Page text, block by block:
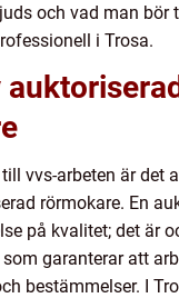
och vad man bör
i Trosa.
vvs-arbeten är det
rörmokare. En
på kvalitet; det är
garanterar att
bestämmelser. I